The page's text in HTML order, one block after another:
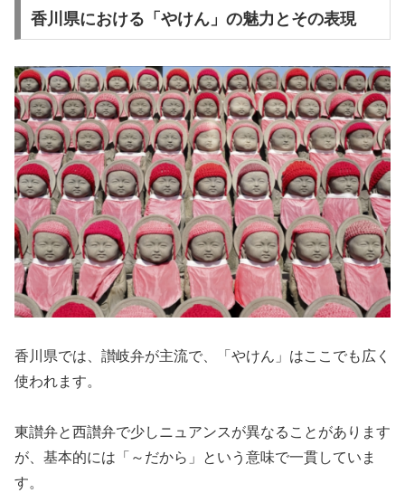
香川県における「やけん」の魅力とその表現
香川県では、讃岐弁が主流で、「やけん」はここでも広く
使われます。
東讃弁と西讃弁で少しニュアンスが異なることがあります
が、基本的には「～だから」という意味で一貫していま
す。